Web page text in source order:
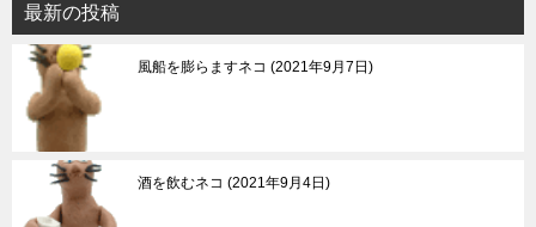
最新の投稿
風船を膨らますネコ 2021年9月7日
酒を飲むネコ 2021年9月4日